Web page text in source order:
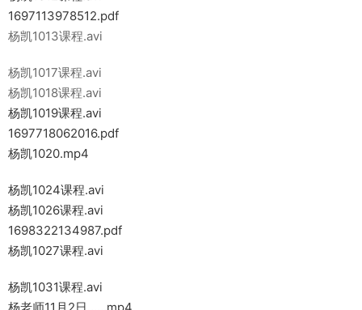
1697113978512.pdf
杨凯1013课程.avi
杨凯1017课程.avi
杨凯1018课程.avi
杨凯1019课程.avi
1697718062016.pdf
杨凯1020.mp4
杨凯1024课程.avi
杨凯1026课程.avi
1698322134987.pdf
杨凯1027课程.avi
杨凯1031课程.avi
杨老师11月2日……mp4